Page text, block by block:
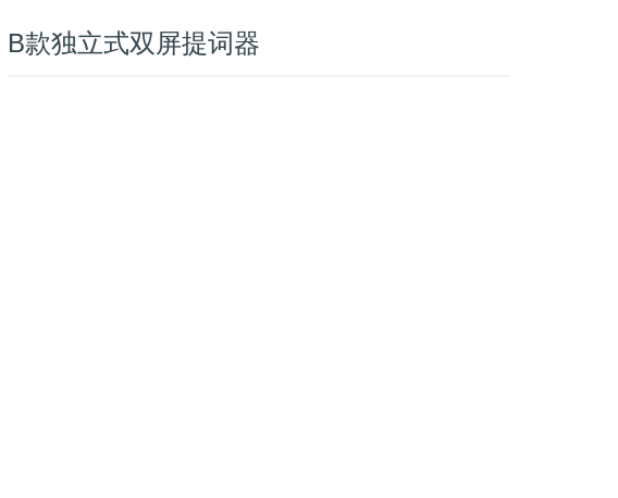
B款独立式双屏提词器